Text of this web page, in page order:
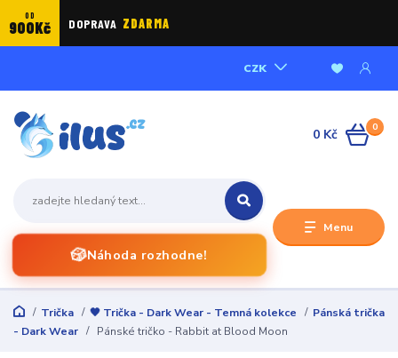
OD
900Kč DOPRAVA ZDARMA
Menu
CZK
🎲Náhoda rozhodne!
0
0 Kč
Trička 🖤 Trička - Dark Wear - Temná kolekce
Pánská trička
- Dark Wear
Pánské tričko - Rabbit at Blood Moon